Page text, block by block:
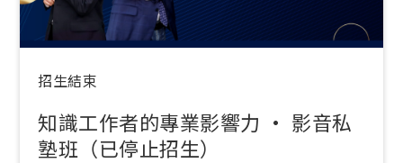
招生結束
知識工作者的專業影響力 · 影音私
塾班（已停止招生）